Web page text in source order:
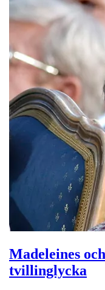
Madeleines
tvillinglycka